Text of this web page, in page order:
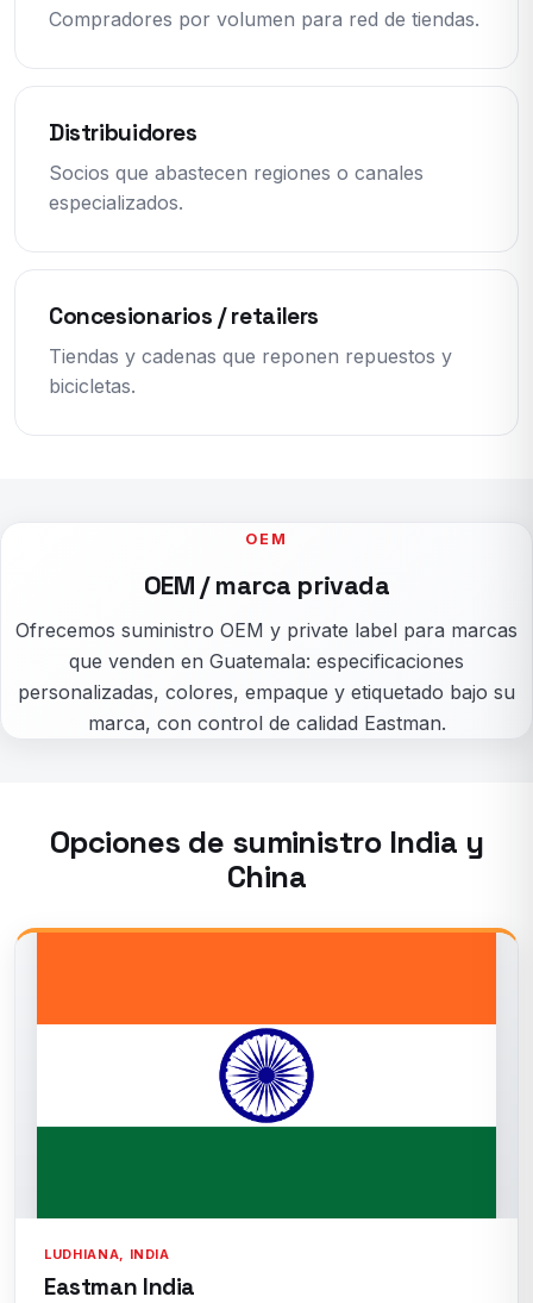
Compradores por volumen para red de tiendas.
Distribuidores
Socios que abastecen regiones o canales
especializados.
Concesionarios / retailers
Tiendas y cadenas que reponen repuestos y
bicicletas.
OEM
OEM / marca privada
Ofrecemos suministro OEM y private label para marcas
que venden en Guatemala: especificaciones
personalizadas, colores, empaque y etiquetado bajo su
marca, con control de calidad Eastman.
Opciones de suministro India y
China
LUDHIANA, INDIA
Eastman India